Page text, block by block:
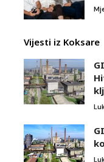
Vijesti iz Koksare